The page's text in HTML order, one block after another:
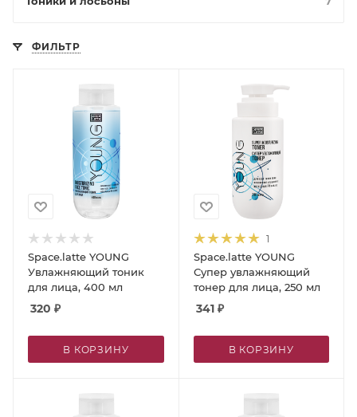
ФИЛЬТР
Space.latte YOUNG
Увлажняющий тоник
для лица, 400 мл
320 ₽
В КОРЗИНУ
1
Space.latte YOUNG
Супер увлажняющий
тонер для лица, 250 мл
341₽
В КОРЗИНУ